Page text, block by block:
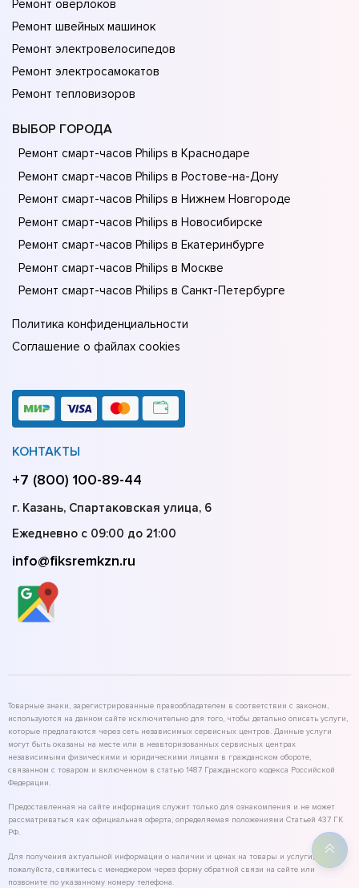
Ремонт оверлоков
Ремонт швейных машинок
Ремонт электровелосипедов
Ремонт электросамокатов
Ремонт тепловизоров
ВЫБОР ГОРОДА
Ремонт смарт-часов Philips в Краснодаре
Ремонт смарт-часов Philips в Ростове-на-Донy
Ремонт смарт-часов Philips в Нижнем Новгороде
Ремонт смарт-часов Philips в Новосибирске
Ремонт смарт-часов Philips в Екатеринбурге
Ремонт смарт-часов Philips в Москве
Ремонт смарт-часов Philips в Санкт-Петербурге
Политика конфиденциальности
Соглашение о файлах cookies
КОНТАКТЫ
+7 (800) 100-89-44
г. Казань, Спартаковская улица, 6
Ежедневно с 09:00 до 21:00
info@fiksremkzn.ru
Товарные знаки, зарегистрированные правообладателем в соответствии с законом,
используются на данном сайте исключительно для того, чтобы детально описать услуги,
которые предлагаются через сеть независимых сервисных центров. Данные услуги
могут быть оказаны на месте или в неавторизованных сервисных центрах
независимыми физическими и юридическими лицами в гражданском обороте,
связанном с товаром и включенном в статью 1487 Гражданского кодекса Российской
Федерации.
Предоставленная на сайте информация служит только для ознакомления и не может
рассматриваться как официальная оферта, определяемая положениями Статьей 437 ГК
РФ.
Для получения актуальной информации о наличии и ценах на товары и услуги,
пожалуйста, свяжитесь с менеджером через форму обратной связи на сайте или
позвоните по указанному номеру телефона.